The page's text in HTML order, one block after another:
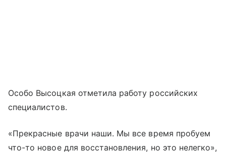
Особо Высоцкая отметила работу российских
специалистов.
«Прекрасные врачи наши. Мы все время пробуем
что-то новое для восстановления, но это нелегко»,